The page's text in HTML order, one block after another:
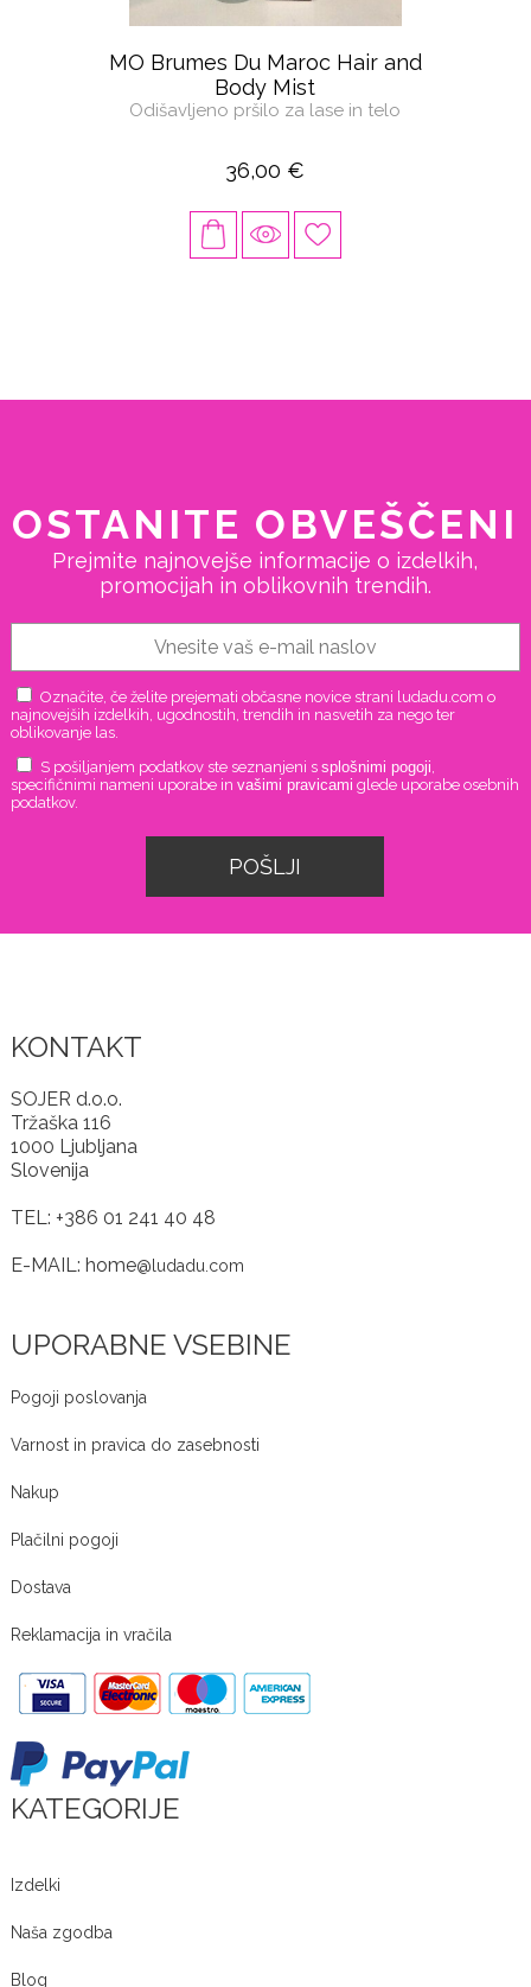
MO Brumes Du Maroc Hair and
Body Mist
Odišavljeno pršilo za lase in telo
36,00 €
OSTANITE OBVEŠČENI
Prejmite najnovejše informacije o izdelkih,
promocijah in oblikovnih trendih.
Označite, če želite prejemati občasne novice strani ludadu.com o
najnovejših izdelkih, ugodnostih, trendih in nasvetih za nego ter
oblikovanje las.
S pošiljanjem podatkov ste seznanjeni s splošnimi pogoji,
specifičnimi nameni uporabe in vašimi pravicami glede uporabe osebnih
podatkov.
POŠLJI
KONTAKT
SOJER d.o.o.
Tržaška 116
1000 Ljubljana
Slovenija
TEL: +386 01 241 40 48
E-MAIL: home@ludadu.com
UPORABNE VSEBINE
Pogoji poslovanja
Varnost in pravica do zasebnosti
Nakup
Plačilni pogoji
Dostava
Reklamacija in vračila
KATEGORIJE
Izdelki
Naša zgodba
Blog